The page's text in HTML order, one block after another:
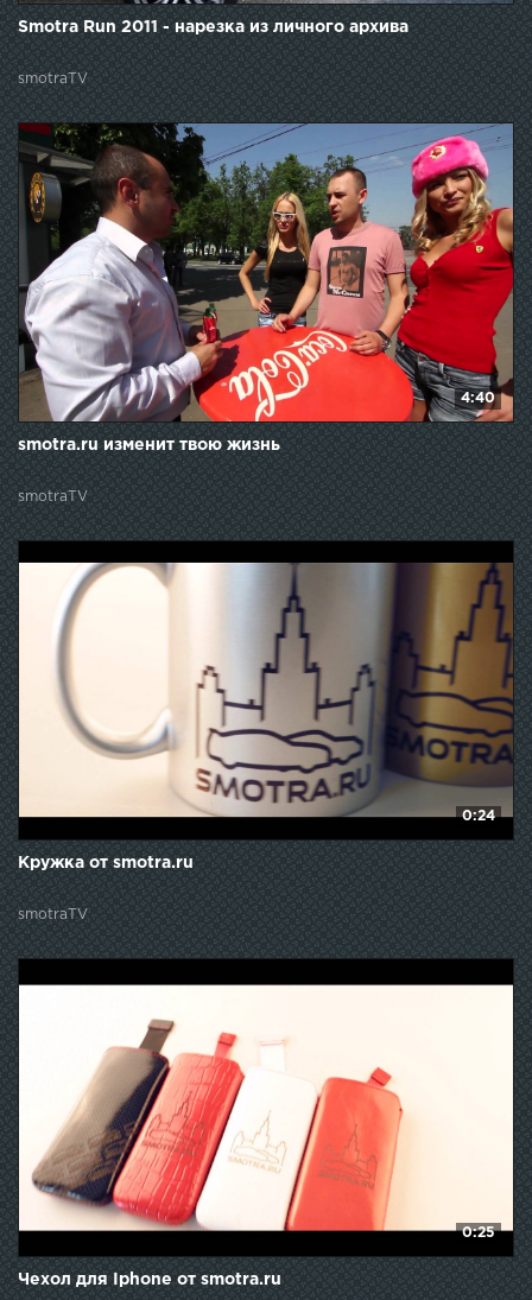
Smotra Run 2011 - нарезка из личного архива
smotraTV
4:40
smotra.ru изменит твою жизнь
smotraTV
0:24
Кружка от smotra.ru
smotraTV
0:25
Чехол для Iphone от smotra.ru